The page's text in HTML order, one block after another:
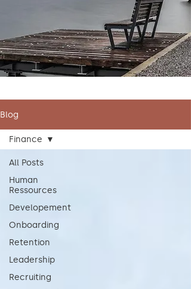
Blog
All Posts
Human
Ressources
Developement
Onboarding
Retention
Leadership
Recruiting
Finance